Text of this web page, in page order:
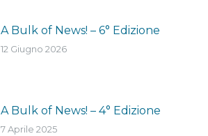
A Bulk of News! – 6° Edizione
12 Giugno 2026
A Bulk of News! – 4° Edizione
7 Aprile 2025